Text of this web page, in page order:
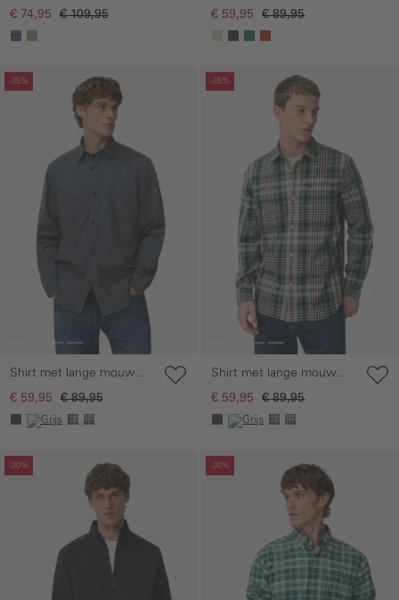
gemaakt van gerecycled
€ 74,95 € 109,95
katoen
€ 59,95 € 89,95
-35%
overslaan
Shirt met lange mouwen,
kentkraag en
€ 59,95 € 89,95
-35%
Galerie overslaan
Shirt met lange mouwen,
kentkraag en
€ 59,95 € 89,95
-30%
overslaan
-30%
Galerie overslaan